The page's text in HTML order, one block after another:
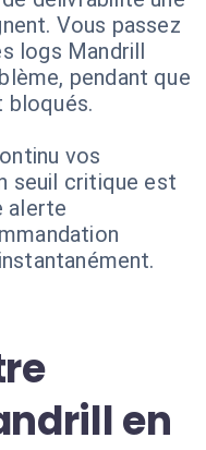
Vous passez
logs Mandrill
pendant que
bloqués.
vos
seuil critique est
alerte
en